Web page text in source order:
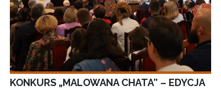
KONKURS „MALOWANA CHATA” – EDYCJA